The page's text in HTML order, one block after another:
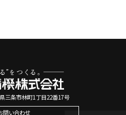
三条市林町1丁目22番17号
問い合わせ